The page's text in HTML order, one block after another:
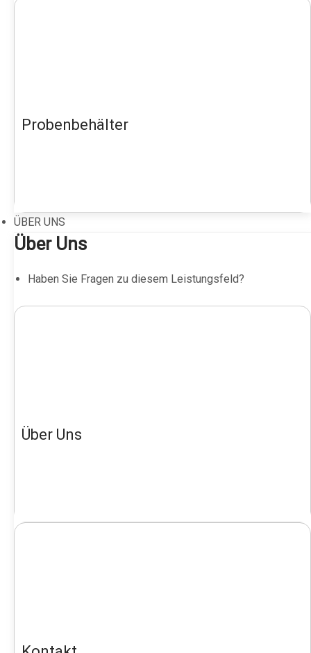
Probenbehälter
ÜBER UNS
Über Uns
Haben Sie Fragen zu diesem Leistungsfeld?
Über Uns